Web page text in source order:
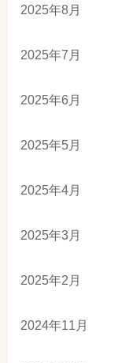
2025年8月
2025年7月
2025年6月
2025年5月
2025年4月
2025年3月
2025年2月
2024年11月